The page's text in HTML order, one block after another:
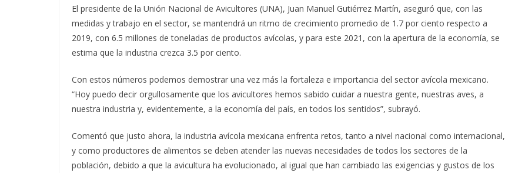
El presidente de la Unión Nacional de Avicultores (UNA), Juan Manuel Gutiérrez Martín, aseguró que, con las
medidas y trabajo en el sector, se mantendrá un ritmo de crecimiento promedio de 1.7 por ciento respecto a
2019, con 6.5 millones de toneladas de productos avícolas, y para este 2021, con la apertura de la economía, se
estima que la industria crezca 3.5 por ciento.
Con estos números podemos demostrar una vez más la fortaleza e importancia del sector avícola mexicano.
“Hoy puedo decir orgullosamente que los avicultores hemos sabido cuidar a nuestra gente, nuestras aves, a
nuestra industria y, evidentemente, a la economía del país, en todos los sentidos”, subrayó.
Comentó que justo ahora, la industria avícola mexicana enfrenta retos, tanto a nivel nacional como internacional,
y como productores de alimentos se deben atender las nuevas necesidades de todos los sectores de la
población, debido a que la avicultura ha evolucionado, al igual que han cambiado las exigencias y gustos de los